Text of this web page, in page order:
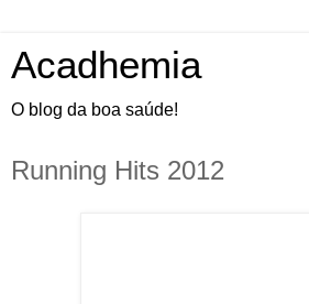
Acadhemia
O blog da boa saúde!
Running Hits 2012